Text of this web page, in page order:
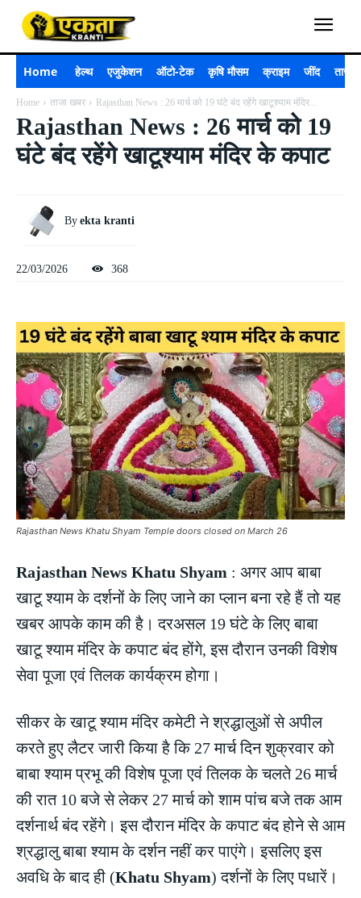
Home हेल्थ एजुकेशन ऑटो-टेक कृषि मौसम क्राइम जींद ताजा
Home ताजा खबर Rajasthan News : 26 मार्च को 19 घंटे बंद रहेंगे खाटूश्याम मंदिर...
Rajasthan News : 26 मार्च को 19
घंटे बंद रहेंगे खाटूश्याम मंदिर के कपाट
By ekta kranti
22/03/2026 368
Rajasthan News Khatu Shyam Temple doors closed on March 26
Rajasthan News Khatu Shyam : अगर आप बाबा
खाटू श्याम के दर्शनों के लिए जाने का प्लान बना रहे हैं तो यह
खबर आपके काम की है। दरअसल 19 घंटे के लिए बाबा
खाटू श्याम मंदिर के कपाट बंद होंगे, इस दौरान उनकी विशेष
सेवा पूजा एवं तिलक कार्यक्रम होगा।
सीकर के खाटू श्याम मंदिर कमेटी ने श्रद्धालुओं से अपील
करते हुए लैटर जारी किया है कि 27 मार्च दिन शुक्रवार को
बाबा श्याम प्रभू की विशेष पूजा एवं तिलक के चलते 26 मार्च
की रात 10 बजे से लेकर 27 मार्च को शाम पांच बजे तक आम
दर्शनार्थ बंद रहेंगे। इस दौरान मंदिर के कपाट बंद होने से आम
श्रद्धालु बाबा श्याम के दर्शन नहीं कर पाएंगे। इसलिए इस
अवधि के बाद ही (Khatu Shyam) दर्शनों के लिए पधारें।